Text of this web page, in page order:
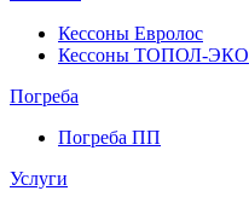
Кессоны Евролос
Кессоны ТОПОЛ-ЭКО
Погребa
Погреба ПП
Услуги